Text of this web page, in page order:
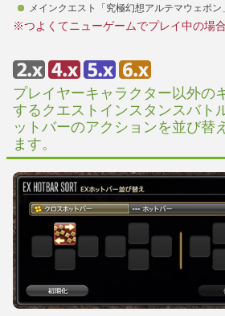
メインクエスト「究極幻想アルテマウェポン」
※つよくてニューゲームでプレイ中の場合
プレイヤーキャラクター以外の
するクエストインスタンスバト
ットバーのアクションを並び替
ます。